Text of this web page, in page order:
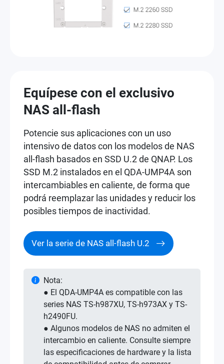
Equípese con el exclusivo
NAS all-flash
Potencie sus aplicaciones con un uso
intensivo de datos con los modelos de NAS
all-flash basados en SSD U.2 de QNAP. Los
SSD M.2 instalados en el QDA-UMP4A son
intercambiables en caliente, de forma que
podrá reemplazar las unidades y reducir los
posibles tiempos de inactividad.
Ver la serie de NAS all-flash U.2
Nota:
● El QDA-UMP4A es compatible con las
series NAS TS-h987XU, TS-h973AX y TS-
h2490FU.
● Algunos modelos de NAS no admiten el
intercambio en caliente. Consulte siempre
las especificaciones de hardware y la lista